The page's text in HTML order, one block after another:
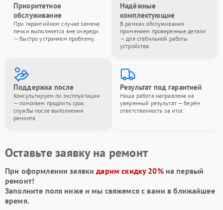
Приоритетное
обслуживание
При гарантийном случае замена
печки выполняется вне очереди
— быстро устраняем проблему.
Надёжные
комплектующие
В рамках обслуживания
применяем проверенные детали
— для стабильной работы
устройства.
Поддержка после
Консультируем по эксплуатации
— помогаем продлить срок
службы после выполнения
ремонта.
Результат под гарантией
Наша работа направлена на
уверенный результат — берём
ответственность за итог.
Оставьте заявку на ремонт
При оформлении заявкидарим скидку 20%на первый
ремонт!
Заполните поля ниже и мы свяжемся с вами в ближайшее
время.